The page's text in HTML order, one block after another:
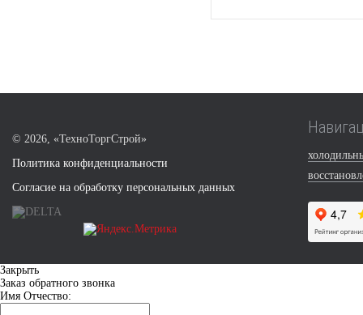
© 2026, «ТехноТоргСтрой»
Политика конфиденциальности
Согласие на обработку персональных данных
Закрыть
Заказ обратного звонка
Имя Отчество: